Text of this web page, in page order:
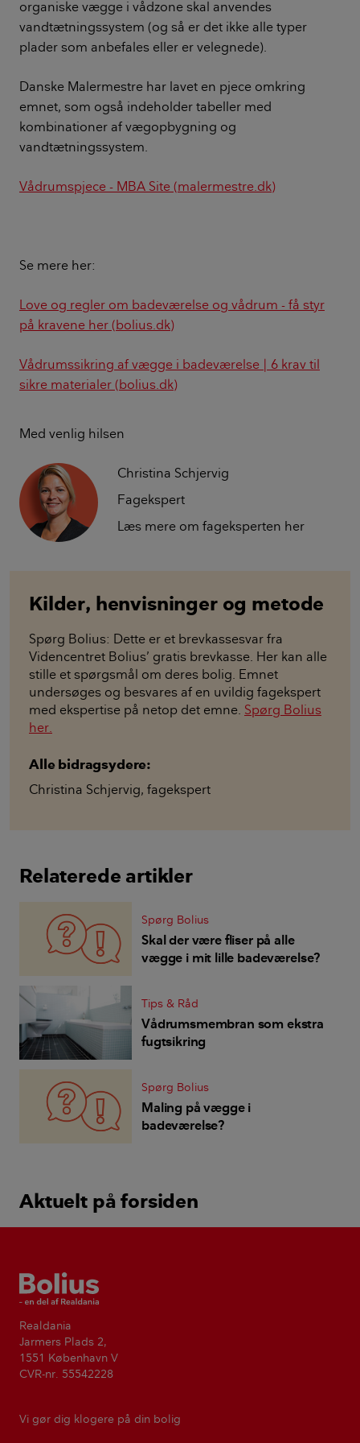
organiske vægge i vådzone skal anvendes
vandtætningssystem (og så er det ikke alle typer
plader som anbefales eller er velegnede).
Danske Malermestre har lavet en pjece omkring
emnet, som også indeholder tabeller med
kombinationer af vægopbygning og
vandtætningssystem.
Vådrumspjece - MBA Site (malermestre.dk)
Se mere her:
Love og regler om badeværelse og vådrum - få styr
på kravene her (bolius.dk)
Vådrumssikring af vægge i badeværelse | 6 krav til
sikre materialer (bolius.dk)
Med venlig hilsen
Christina Schjervig
Fagekspert
Læs mere om fageksperten her
Kilder, henvisninger og metode
Spørg Bolius: Dette er et brevkassesvar fra
Videncentret Bolius’ gratis brevkasse. Her kan alle
stille et spørgsmål om deres bolig. Emnet
undersøges og besvares af en uvildig fagekspert
med ekspertise på netop det emne. Spørg Bolius
her.
Alle bidragsydere:
Christina Schjervig, fagekspert
Relaterede artikler
Spørg Bolius
Skal der være fliser på alle
vægge i mit lille badeværelse?
Tips & Råd
Vådrumsmembran som ekstra
fugtsikring
Spørg Bolius
Maling på vægge i
badeværelse?
Aktuelt på forsiden
Bolius
Realdania
Jarmers Plads 2,
1551 København V
CVR-nr. 55542228
Vi gør dig klogere på din bolig